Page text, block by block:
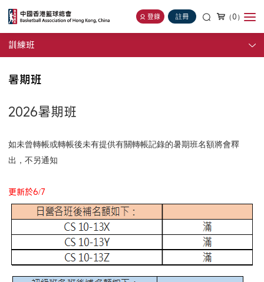
登錄 註冊 （0）
訓練班
暑期班
2026暑期班
如未曾轉帳或轉帳後未有提供有關轉帳記錄的暑期班名額將會釋
出，不另通知
更新於6/7